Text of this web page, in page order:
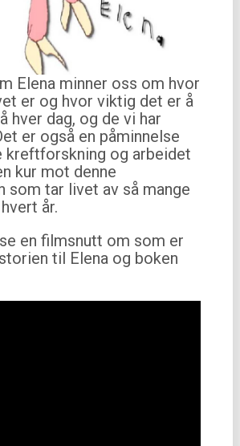
Elena minner oss om hvor
er og hvor viktig det er å
hver dag, og de vi har
er også en påminnelse
kreftforskning og arbeidet
kur mot denne
som tar livet av så mange
år.
en filmsnutt om som er
til Elena og boken